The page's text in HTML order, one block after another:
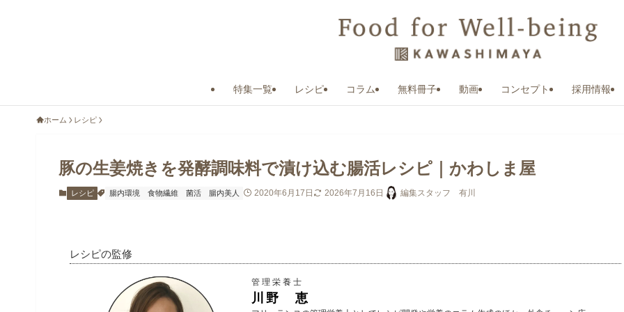
特集一覧 レシピ コラム 無料冊子 動画 コンセプト 採用情報
ホーム レシピ
豚の生姜焼きを発酵調味料で漬け込む腸活レシピ｜かわしま屋
レシピ 腸内環境 食物繊維 菌活 腸内美人 2020年6月17日 2026年7月16日 編集スタッフ 有川
レシピの監修
管理栄養士
川野 恵